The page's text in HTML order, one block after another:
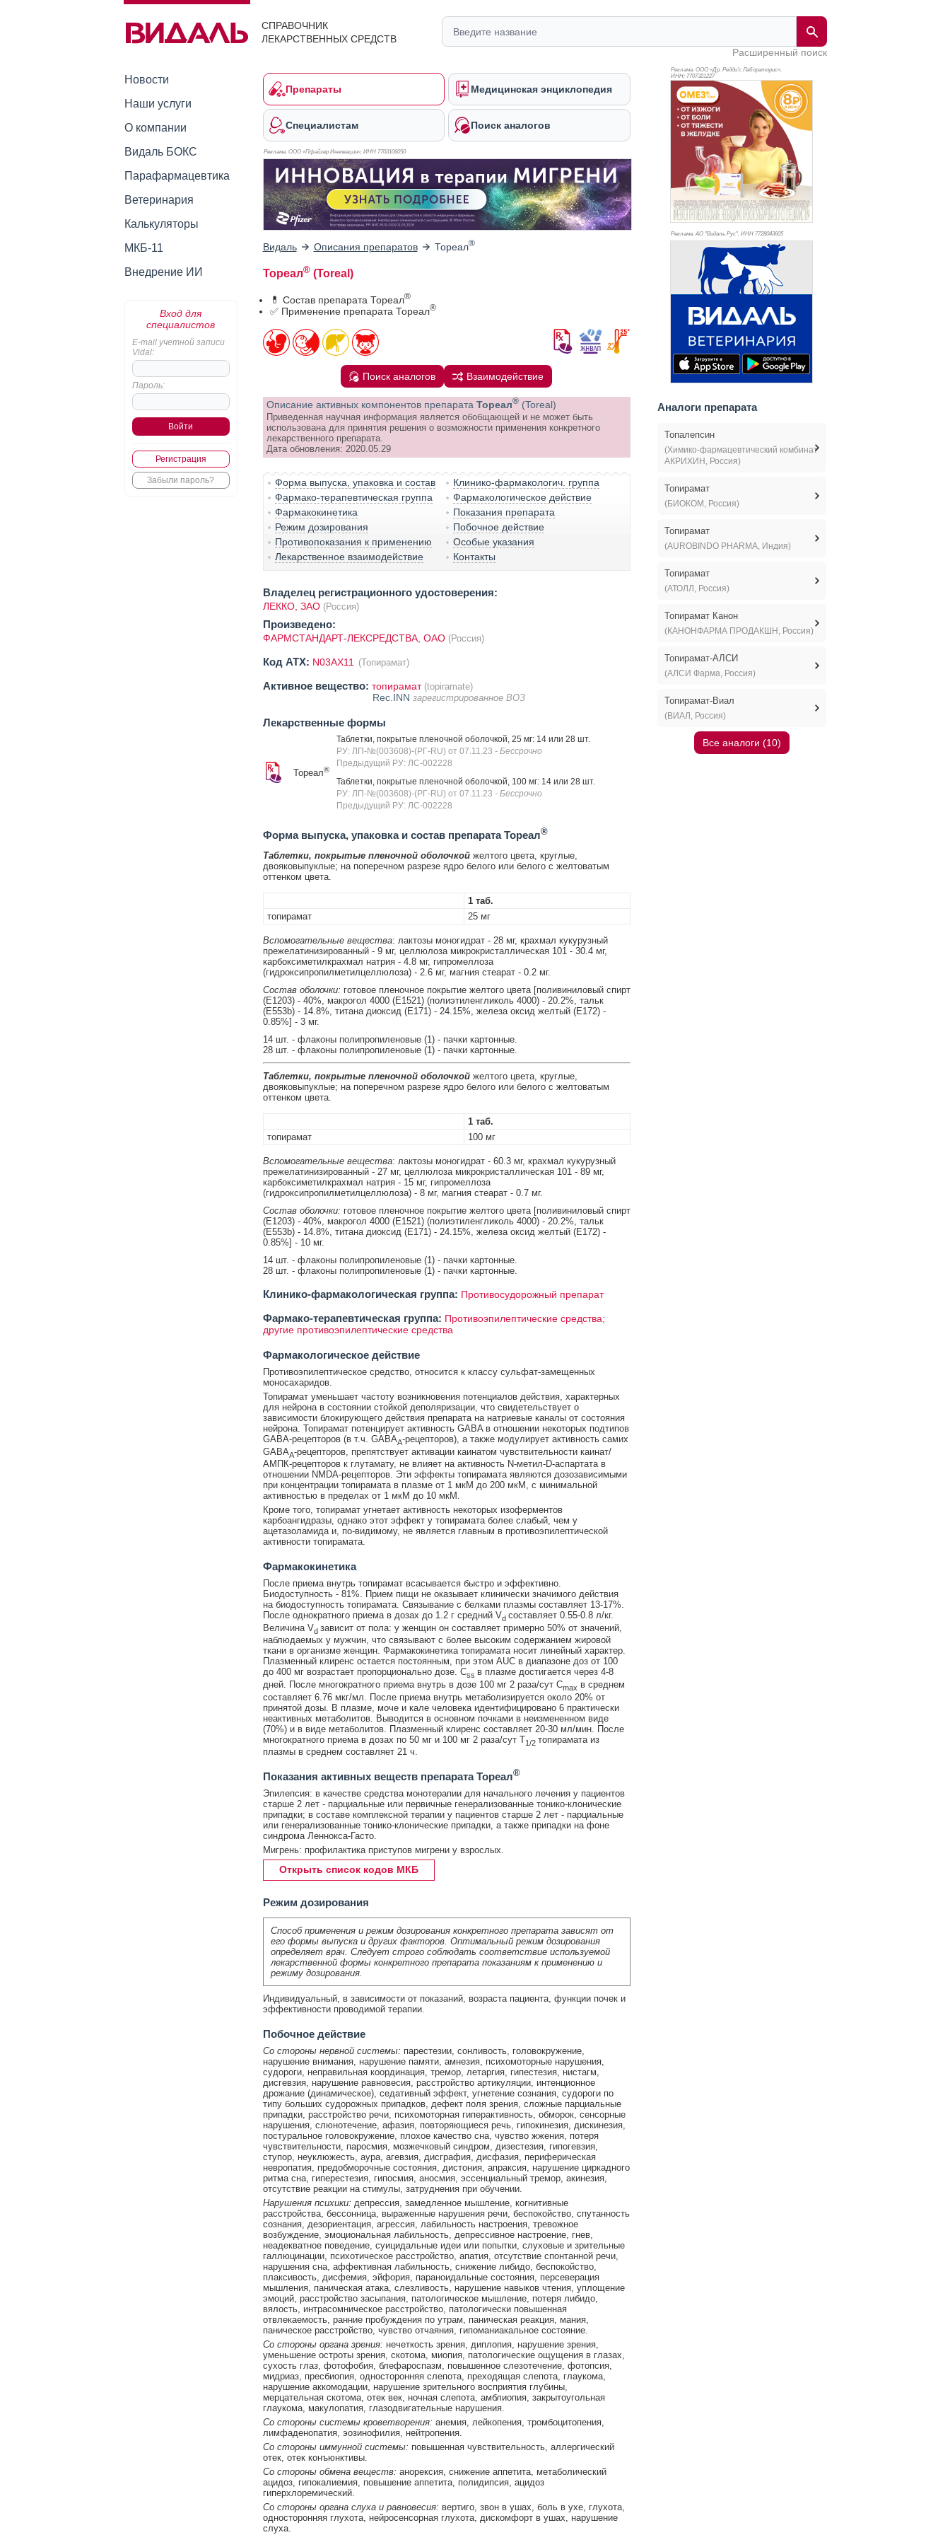
СПРАВОЧНИК
ЛЕКАРСТВЕННЫХ СРЕДСТВ
Расширенный поиск
Новости
Наши услуги
О компании
Видаль БОКС
Парафармацевтика
Ветеринария
Калькуляторы
МКБ-11
Внедрение ИИ
Вход для
специалистов
E-mail учетной записи
Vidal:
Пароль:
Регистрация
Забыли пароль?
Препараты Медицинская энциклопедия
Специалистам Поиск аналогов
Реклама. ООО «Пфайзер Инновации», ИНН 7703106050
Видаль Описания препаратов Тореал®
Тореал®(Toreal)
💊 Состав препарата Тореал®
✅ Применение препарата Тореал®
Поиск аналогов Взаимодействие
Описание активных компонентов препарата Тореал® (Toreal)
Приведенная научная информация является обобщающей и не может быть
использована для принятия решения о возможности применения конкретного
лекарственного препарата.
Дата обновления: 2020.05.29
Форма выпуска, упаковка и состав
Клинико-фармакологич. группа
Фармако-терапевтическая группа
Фармакологическое действие
Фармакокинетика
Показания препарата
Режим дозирования
Побочное действие
Противопоказания к применению
Особые указания
Лекарственное взаимодействие
Контакты
Владелец регистрационного удостоверения:
ЛЕККО, ЗАО (Россия)
Произведено:
ФАРМСТАНДАРТ-ЛЕКСРЕДСТВА, ОАО (Россия)
Код ATX: N03AX11 (Топирамат)
Активное вещество: топирамат (topiramate)
Rec.INN зарегистрированное ВОЗ
Лекарственные формы
Тореал®
Таблетки, покрытые пленочной оболочкой, 25 мг: 14 или 28 шт.
РУ: ЛП-№(003608)-(РГ-RU) от 07.11.23 - Бессрочно
Предыдущий РУ: ЛС-002228
Таблетки, покрытые пленочной оболочкой, 100 мг: 14 или 28 шт.
РУ: ЛП-№(003608)-(РГ-RU) от 07.11.23 - Бессрочно
Предыдущий РУ: ЛС-002228
Форма выпуска, упаковка и состав препарата Тореал®
Таблетки, покрытые пленочной оболочкойжелтого цвета, круглые,
двояковыпуклые; на поперечном разрезе ядро белого или белого с желтоватым
оттенком цвета.
1 таб.
топирамат
25 мг
Вспомогательные вещества: лактозы моногидрат - 28 мг, крахмал кукурузный
прежелатинизированный - 9 мг, целлюлоза микрокристаллическая 101 - 30.4 мг,
карбоксиметилкрахмал натрия - 4.8 мг, гипромеллоза
(гидроксипропилметилцеллюлоза) - 2.6 мг, магния стеарат - 0.2 мг.
Состав оболочки: готовое пленочное покрытие желтого цвета [поливиниловый спирт
(E1203) - 40%, макрогол 4000 (E1521) (полиэтиленгликоль 4000) - 20.2%, тальк
(E553b) - 14.8%, титана диоксид (E171) - 24.15%, железа оксид желтый (E172) -
0.85%] - 3 мг.
14 шт. - флаконы полипропиленовые (1) - пачки картонные.
28 шт. - флаконы полипропиленовые (1) - пачки картонные.
Таблетки, покрытые пленочной оболочкойжелтого цвета, круглые,
двояковыпуклые; на поперечном разрезе ядро белого или белого с желтоватым
оттенком цвета.
1 таб.
топирамат
100 мг
Вспомогательные вещества: лактозы моногидрат - 60.3 мг, крахмал кукурузный
прежелатинизированный - 27 мг, целлюлоза микрокристаллическая 101 - 89 мг,
карбоксиметилкрахмал натрия - 15 мг, гипромеллоза
(гидроксипропилметилцеллюлоза) - 8 мг, магния стеарат - 0.7 мг.
Состав оболочки: готовое пленочное покрытие желтого цвета [поливиниловый спирт
(E1203) - 40%, макрогол 4000 (E1521) (полиэтиленгликоль 4000) - 20.2%, тальк
(E553b) - 14.8%, титана диоксид (E171) - 24.15%, железа оксид желтый (E172) -
0.85%] - 10 мг.
14 шт. - флаконы полипропиленовые (1) - пачки картонные.
28 шт. - флаконы полипропиленовые (1) - пачки картонные.
Клинико-фармакологическая группа: Противосудорожный препарат
Фармако-терапевтическая группа: Противоэпилептические средства;
другие противоэпилептические средства
Фармакологическое действие
Противоэпилептическое средство, относится к классу сульфат-замещенных
моносахаридов.
Топирамат уменьшает частоту возникновения потенциалов действия, характерных
для нейрона в состоянии стойкой деполяризации, что свидетельствует о
зависимости блокирующего действия препарата на натриевые каналы от состояния
нейрона. Топирамат потенцирует активность GABA в отношении некоторых подтипов
GABA-рецепторов (в т.ч. GABAA-рецепторов), а также модулирует активность самих
GABAA-рецепторов, препятствует активации каинатом чувствительности каинат/
АМПК-рецепторов к глутамату, не влияет на активность N-метил-D-аспартата в
отношении NMDA-рецепторов. Эти эффекты топирамата являются дозозависимыми
при концентрации топирамата в плазме от 1 мкМ до 200 мкМ, с минимальной
активностью в пределах от 1 мкМ до 10 мкМ.
Кроме того, топирамат угнетает активность некоторых изоферментов
карбоангидразы, однако этот эффект у топирамата более слабый, чем у
ацетазоламида и, по-видимому, не является главным в противоэпилептической
активности топирамата.
Фармакокинетика
После приема внутрь топирамат всасывается быстро и эффективно.
Биодоступность - 81%. Прием пищи не оказывает клинически значимого действия
на биодоступность топирамата. Связывание с белками плазмы составляет 13-17%.
После однократного приема в дозах до 1.2 г средний Vd составляет 0.55-0.8 л/кг.
Величина Vd зависит от пола: у женщин он составляет примерно 50% от значений,
наблюдаемых у мужчин, что связывают с более высоким содержанием жировой
ткани в организме женщин. Фармакокинетика топирамата носит линейный характер.
Плазменный клиренс остается постоянным, при этом AUC в диапазоне доз от 100
до 400 мг возрастает пропорционально дозе. Css в плазме достигается через 4-8
дней. После многократного приема внутрь в дозе 100 мг 2 раза/сут Cmax в среднем
составляет 6.76 мкг/мл. После приема внутрь метаболизируется около 20% от
принятой дозы. В плазме, моче и кале человека идентифицировано 6 практически
неактивных метаболитов. Выводится в основном почками в неизмененном виде
(70%) и в виде метаболитов. Плазменный клиренс составляет 20-30 мл/мин. После
многократного приема в дозах по 50 мг и 100 мг 2 раза/сут T1/2 топирамата из
плазмы в среднем составляет 21 ч.
Показания активных веществ препарата Тореал®
Эпилепсия: в качестве средства монотерапии для начального лечения у пациентов
старше 2 лет - парциальные или первичные генерализованные тонико-клонические
припадки; в составе комплексной терапии у пациентов старше 2 лет - парциальные
или генерализованные тонико-клонические припадки, а также припадки на фоне
синдрома Леннокса-Гасто.
Мигрень: профилактика приступов мигрени у взрослых.
Открыть список кодов МКБ
Режим дозирования
Способ применения и режим дозирования конкретного препарата зависят от
его формы выпуска и других факторов. Оптимальный режим дозирования
определяет врач. Следует строго соблюдать соответствие используемой
лекарственной формы конкретного препарата показаниям к применению и
режиму дозирования.
Индивидуальный, в зависимости от показаний, возраста пациента, функции почек и
эффективности проводимой терапии.
Побочное действие
Со стороны нервной системы: парестезии, сонливость, головокружение,
нарушение внимания, нарушение памяти, амнезия, психомоторные нарушения,
судороги, неправильная координация, тремор, летаргия, гипестезия, нистагм,
дисгевзия, нарушение равновесия, расстройство артикуляции, интенционное
дрожание (динамическое), седативный эффект, угнетение сознания, судороги по
типу больших судорожных припадков, дефект поля зрения, сложные парциальные
припадки, расстройство речи, психомоторная гиперактивность, обморок, сенсорные
нарушения, слюнотечение, афазия, повторяющиеся речь, гипокинезия, дискинезия,
постуральное головокружение, плохое качество сна, чувство жжения, потеря
чувствительности, паросмия, мозжечковый синдром, дизестезия, гипогевзия,
ступор, неуклюжесть, аура, агевзия, дисграфия, дисфазия, периферическая
невропатия, предобморочные состояния, дистония, апраксия, нарушение циркадного
ритма сна, гиперестезия, гипосмия, аносмия, эссенциальный тремор, акинезия,
отсутствие реакции на стимулы, затруднения при обучении.
Нарушения психики: депрессия, замедленное мышление, когнитивные
расстройства, бессонница, выраженные нарушения речи, беспокойство, спутанность
сознания, дезориентация, агрессия, лабильность настроения, тревожное
возбуждение, эмоциональная лабильность, депрессивное настроение, гнев,
неадекватное поведение, суицидальные идеи или попытки, слуховые и зрительные
галлюцинации, психотическое расстройство, апатия, отсутствие спонтанной речи,
нарушения сна, аффективная лабильность, снижение либидо, беспокойство,
плаксивость, дисфемия, эйфория, параноидальные состояния, персеверация
мышления, паническая атака, слезливость, нарушение навыков чтения, уплощение
эмоций, расстройство засыпания, патологическое мышление, потеря либидо,
вялость, интрасомническое расстройство, патологически повышенная
отвлекаемость, ранние пробуждения по утрам, паническая реакция, мания,
паническое расстройство, чувство отчаяния, гипоманиакальное состояние.
Со стороны органа зрения: нечеткость зрения, диплопия, нарушение зрения,
уменьшение остроты зрения, скотома, миопия, патологические ощущения в глазах,
сухость глаз, фотофобия, блефароспазм, повышенное слезотечение, фотопсия,
мидриаз, пресбиопия, односторонняя слепота, преходящая слепота, глаукома,
нарушение аккомодации, нарушение зрительного восприятия глубины,
мерцательная скотома, отек век, ночная слепота, амблиопия, закрытоугольная
глаукома, макулопатия, глазодвигательные нарушения.
Со стороны системы кроветворения: анемия, лейкопения, тромбоцитопения,
лимфаденопатия, эозинофилия, нейтропения.
Со стороны иммунной системы: повышенная чувствительность, аллергический
отек, отек конъюнктивы.
Со стороны обмена веществ: анорексия, снижение аппетита, метаболический
ацидоз, гипокалиемия, повышение аппетита, полидипсия, ацидоз
гиперхлоремический.
Со стороны органа слуха и равновесия: вертиго, звон в ушах, боль в ухе, глухота,
односторонняя глухота, нейросенсорная глухота, дискомфорт в ушах, нарушение
слуха.
Реклама. ООО «Др. Редди’с Лабораторис»,
ИНН: 7707321227
Реклама. АО "Видаль Рус", ИНН 7728043605
Аналоги препарата
Топалепсин
(Химико-фармацевтический комбинат
АКРИХИН, Россия)
Топирамат
(БИОКОМ, Россия)
Топирамат
(AUROBINDO PHARMA, Индия)
Топирамат
(АТОЛЛ, Россия)
Топирамат Канон
(КАНОНФАРМА ПРОДАКШН, Россия)
Топирамат-АЛСИ
(АЛСИ Фарма, Россия)
Топирамат-Виал
(ВИАЛ, Россия)
Все аналоги (10)